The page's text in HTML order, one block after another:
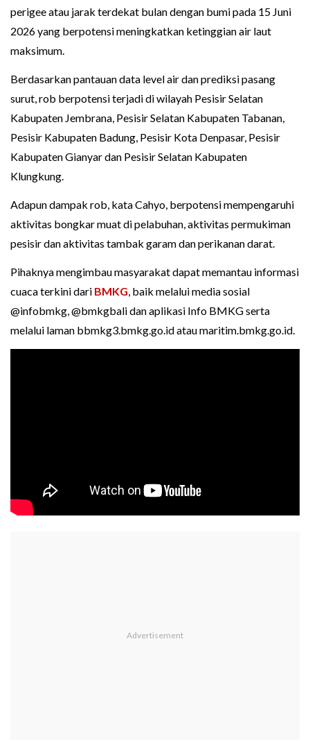
perigee atau jarak terdekat bulan dengan bumi pada 15 Juni
2026 yang berpotensi meningkatkan ketinggian air laut
maksimum.
Berdasarkan pantauan data level air dan prediksi pasang
surut, rob berpotensi terjadi di wilayah Pesisir Selatan
Kabupaten Jembrana, Pesisir Selatan Kabupaten Tabanan,
Pesisir Kabupaten Badung, Pesisir Kota Denpasar, Pesisir
Kabupaten Gianyar dan Pesisir Selatan Kabupaten
Klungkung.
Adapun dampak rob, kata Cahyo, berpotensi mempengaruhi
aktivitas bongkar muat di pelabuhan, aktivitas permukiman
pesisir dan aktivitas tambak garam dan perikanan darat.
Pihaknya mengimbau masyarakat dapat memantau informasi
cuaca terkini dari BMKG, baik melalui media sosial
@infobmkg, @bmkgbali dan aplikasi Info BMKG serta
melalui laman bbmkg3.bmkg.go.id atau maritim.bmkg.go.id.